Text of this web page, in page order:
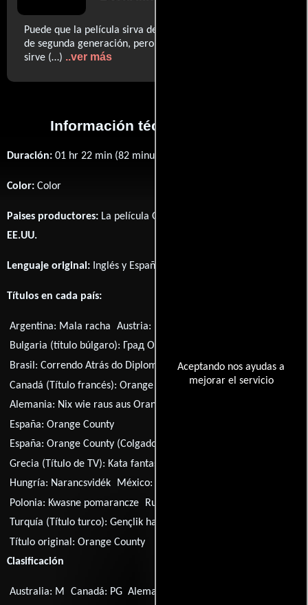
Aceptando nos ayudas a
mejorar el servicio
Puede que la película sirva de escaparate para el talento
de segunda generación, pero eso es lo único para lo que
sirve (…) ..ver más
Información técnica y general
Duración: 01 hr 22 min (82 minutos) .
Color: Color
Paises productores: La película Orange County fué producida en
EE.UU.
Lenguaje original: Inglés y Español
Títulos en cada país:
Argentina: Mala racha Austria:
Bulgaria (título búlgaro): Град Ориндж
Brasil:Correndo Atrás do Diploma
Canadá (Título francés):Orange County
Alemania: Nix wie raus aus Orange County
España:Orange County
España:Orange County (Colgado, pringado y sin carrera)
Grecia (Título de TV): Kata fantasia foititis
Hungría: Narancsvidék México:
Polonia: Kwasne pomarancze Rusia:
Turquía (Título turco):Gençlik hayalleri
Título original:Orange County
Clasificación
Australia: M Canadá: PG Alemania: 12